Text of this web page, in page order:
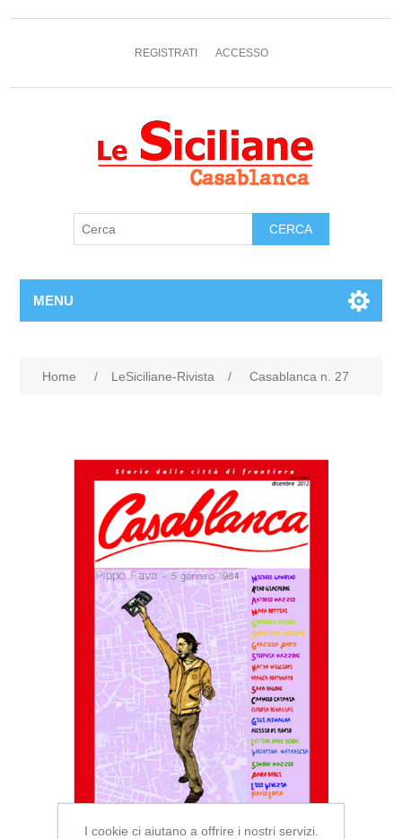
REGISTRATI ACCESSO
MENU
Home / LeSiciliane-Rivista / Casablanca n. 27
I cookie ci aiutano a offrire i nostri servizi.